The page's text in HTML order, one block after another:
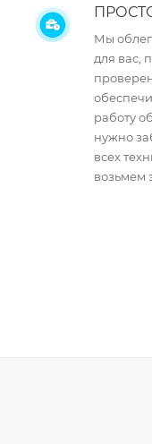
Мы
для вас,
работу
нужно
всех
возьмем